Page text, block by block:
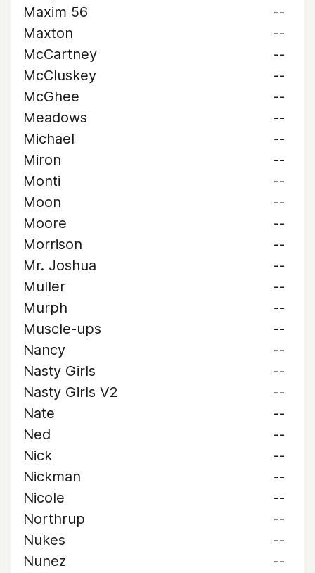
Maxim 56
--
Maxton
--
McCartney
--
McCluskey
--
McGhee
--
Meadows
--
Michael
--
Miron
--
Monti
--
Moon
--
Moore
--
Morrison
--
Mr. Joshua
--
Muller
--
Murph
--
Muscle-ups
--
Nancy
--
Nasty Girls
--
Nasty Girls V2
--
Nate
--
Ned
--
Nick
--
Nickman
--
Nicole
--
Northrup
--
Nukes
--
Nunez
--